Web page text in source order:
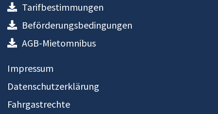
Tarifbestimmungen
Beförderungsbedingungen
AGB-Mietomnibus
Impressum
Datenschutzerklärung
Fahrgastrechte